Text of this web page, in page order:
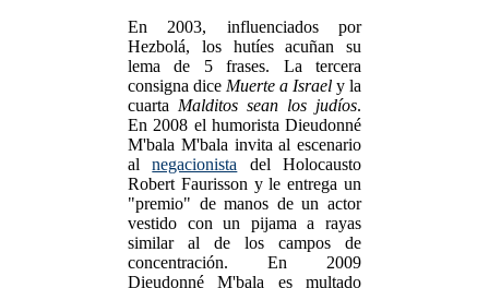
En 2003, influenciados por
Hezbolá, los hutíes acuñan su
lema de 5 frases. La tercera
consigna dice Muerte a Israel y la
cuarta Malditos sean los judíos.
En 2008 el humorista Dieudonné
M'bala M'bala invita al escenario
alnegacionista del Holocausto
Robert Faurisson y le entrega un
"premio" de manos de un actor
vestido con un pijama a rayas
similar al de los campos de
concentración. En 2009
Dieudonné M'bala es multado